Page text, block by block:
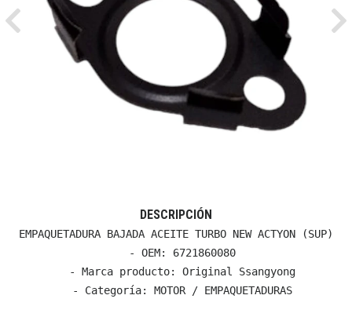
Previous
DESCRIPCIÓN
EMPAQUETADURA BAJADA ACEITE TURBO NEW ACTYON (SUP)
  - OEM: 6721860080
  - Marca producto: Original Ssangyong
  - Categoría: MOTOR / EMPAQUETADURAS